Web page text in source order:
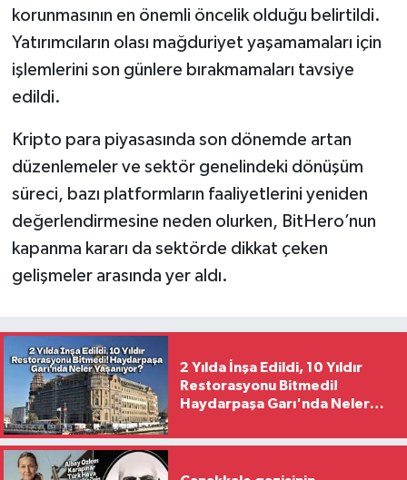
korunmasının en önemli öncelik olduğu belirtildi.
Yatırımcıların olası mağduriyet yaşamamaları için
işlemlerini son günlere bırakmamaları tavsiye
edildi.
Kripto para piyasasında son dönemde artan
düzenlemeler ve sektör genelindeki dönüşüm
süreci, bazı platformların faaliyetlerini yeniden
değerlendirmesine neden olurken, BitHero’nun
kapanma kararı da sektörde dikkat çeken
gelişmeler arasında yer aldı.
2 Yılda İnşa Edildi, 10 Yıldır
Restorasyonu Bitmedi!
Haydarpaşa Garı'nda Neler